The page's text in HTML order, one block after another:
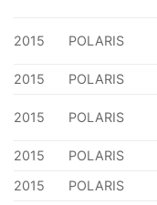
2015 POLARIS
2015 POLARIS
2015 POLARIS
2015 POLARIS
2015
POLARIS